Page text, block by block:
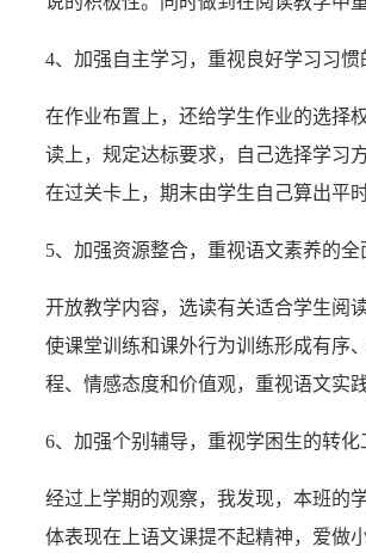
4、加强自主学习，重视良好学习习惯
在作业布置上，还给学生作业的选择
读上，规定达标要求，自己选择学习
在过关卡上，期末由学生自己算出平时
5、加强资源整合，重视语文素养的全
开放教学内容，选读有关适合学生阅
使课堂训练和课外行为训练形成有序
程、情感态度和价值观，重视语文实
6、加强个别辅导，重视学困生的转化
经过上学期的观察，我发现，本班的
体表现在上语文课提不起精神，爱做